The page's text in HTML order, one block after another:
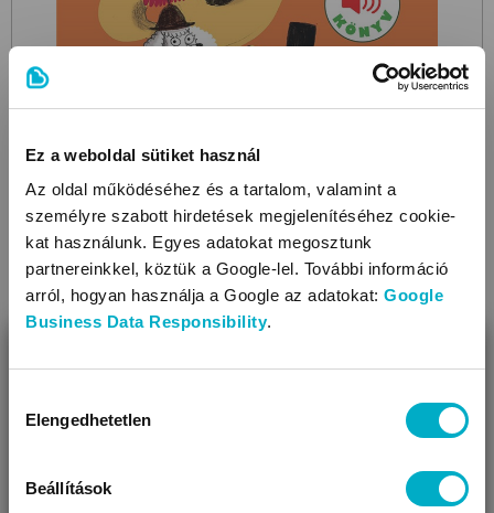
Ez a weboldal sütiket használ
Az oldal működéséhez és a tartalom, valamint a
személyre szabott hirdetések megjelenítéséhez cookie-
kat használunk. Egyes adatokat megosztunk
partnereinkkel, köztük a Google-lel. További információ
arról, hogyan használja a Google az adatokat: Google
Business Data Responsibility.
kiválasztása
Elengedhetetlen
Beállítások
LAROUSSE
Pepe a cirkuszban- Kis zenélő könyveim
gyerekkönyv
5 490 Ft
Úgy látjuk, most jársz nálunk először!